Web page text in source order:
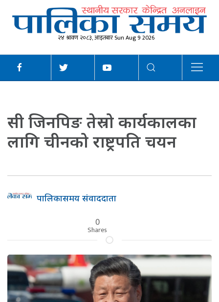
२४ श्रावण २०८३, आइतबार Sun Aug 9 2026
सी जिनपिङ तेस्रो कार्यकालका
लागि चीनको राष्ट्रपति चयन
पालिकासमय संवाददाता
0
Shares